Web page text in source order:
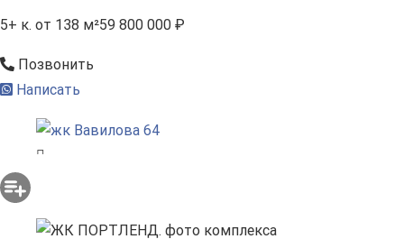
5+ к. от 138 м²59 800 000 ₽
Позвонить
Написать